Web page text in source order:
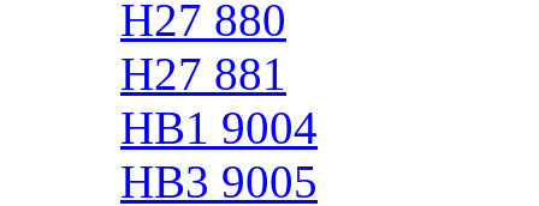
H27 880
H27 881
HB1 9004
HB3 9005